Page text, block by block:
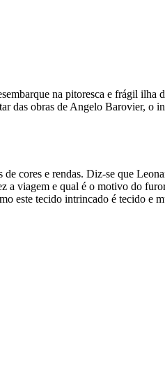
na pitoresca e frágil ilha
das obras de Angelo Barovier, o
cores e rendas. Diz-se que
viagem e qual é o motivo do
este tecido intrincado é tecido e